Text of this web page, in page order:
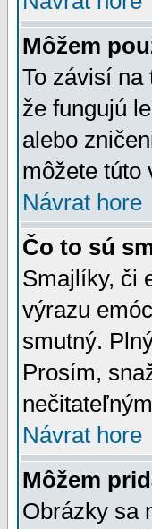
Môžem
To závisí na
že fungujú
alebo
môžete túto
Návrat hore
Čo to sú
Smajlíky, či
výrazu
smutný.
Prosím,
Návrat hore
Môžem
Obrázky sa